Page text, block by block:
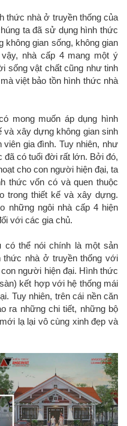
thức nhà ở truyền thống của
ta đã sử dụng hình thức
không gian sống, không gian
nhà cấp 4 mang một ý
sống vật chất cũng như tinh
việt bảo tồn hình thức nhà
mong muốn áp dụng hình
và xây dựng không gian sinh
viên gia đình. Tuy nhiên, như
đã có tuổi đời rất lớn. Bởi đó,
cho con người hiện đại, ta
thức vốn có và quen thuộc
trong thiết kế và xây dựng.
những ngôi nhà cấp 4 hiện
với các gia chủ.
có thể nói chính là một sản
nhà ở truyền thống với
người hiện đại. Hình thức
kết hợp với hệ thống mái
Tuy nhiên, trên cái nền căn
ra những chi tiết, những bộ
lạ lại vô cùng xinh đẹp và